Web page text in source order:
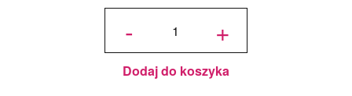
-
ilość
z
uchwytem
białe
36x21x12
h cm
+
Dodaj do koszyka